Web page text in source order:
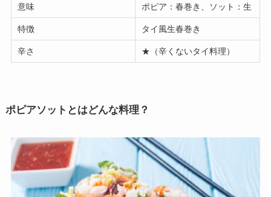
意味 ポピア：春巻き、ソット：生
特徴 タイ風生春巻き
辛さ ★（辛くないタイ料理）
ポピアソットとはどんな料理？